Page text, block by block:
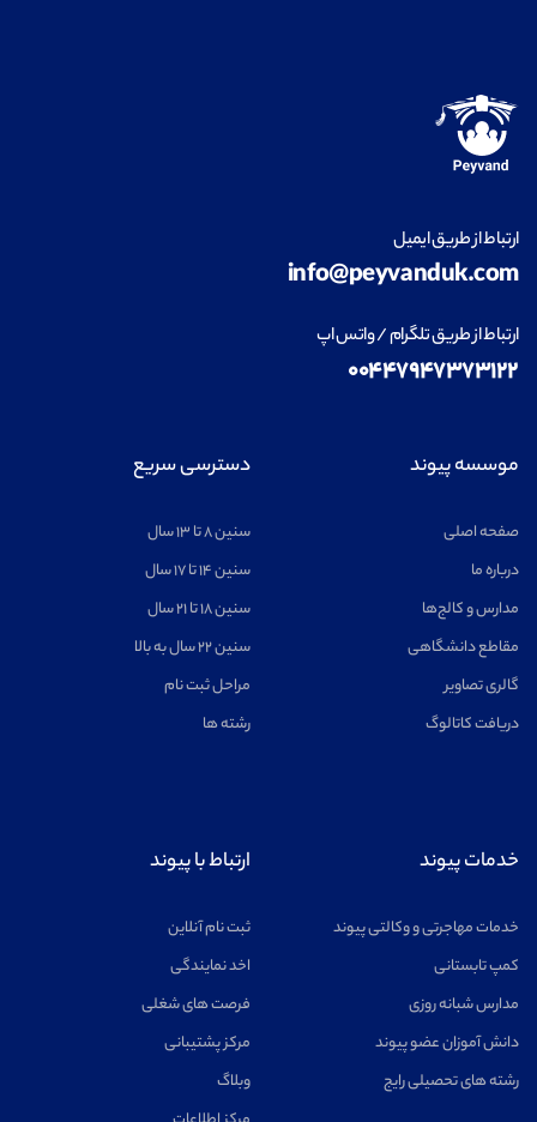
ارتباط از طریق ایمیل
info@peyvanduk.com
ارتباط از طریق تلگرام / واتس اپ
۰۰۴۴۷۹۴۷۳۷۳۱۲۲
موسسه پیوند
صفحه اصلی
درباره ما
مدارس و کالج‌ها
مقاطع دانشگاهی
گالری تصاویر
دریافت کاتالوگ
دسترسی سریع
سنین ۸ تا ۱۳ سال
سنین ۱۴ تا ۱۷ سال
سنین ۱۸ تا ۲۱ سال
سنین ۲۲ سال به بالا
مراحل ثبت نام
رشته ها
خدمات پیوند
خدمات مهاجرتی و وکالتی پیوند
کمپ تابستانی
مدارس شبانه روزی
دانش آموزان عضو پیوند
رشته های تحصیلی رایج
ارتباط با پیوند
ثبت نام آنلاین
اخد نمایندگی
فرصت های شغلی
مرکز پشتیبانی
وبلاگ